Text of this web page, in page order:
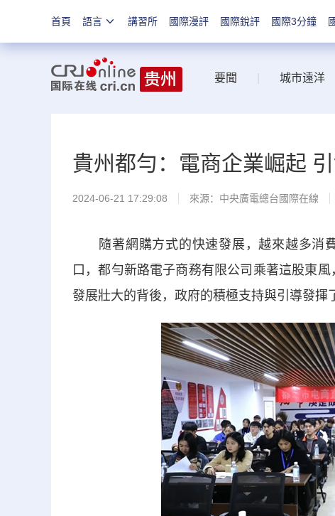
首頁 語言 講習所 國際漫評 國際銳評 國際3分鐘
要聞 城市遠洋
貴州都勻：電商企業崛起
2024-06-21 17:29:08 來源：中央廣電總台國際在線
隨著網購方式的快速發展，越來越多消費
口，都勻新路電子商務有限公司乘著這股東
發展壯大的背後，政府的積極支持與引導發揮